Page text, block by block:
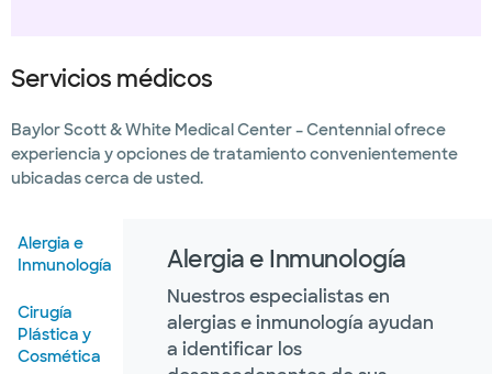
Servicios médicos
Baylor Scott & White Medical Center – Centennial ofrece
experiencia y opciones de tratamiento convenientemente
ubicadas cerca de usted.
Alergia e
Inmunología
Cirugía
Plástica y
Cosmética
Alergia e Inmunología
Nuestros especialistas en
alergias e inmunología ayudan
a identificar los